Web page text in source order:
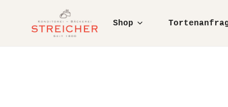
SPRINGEN
Shop